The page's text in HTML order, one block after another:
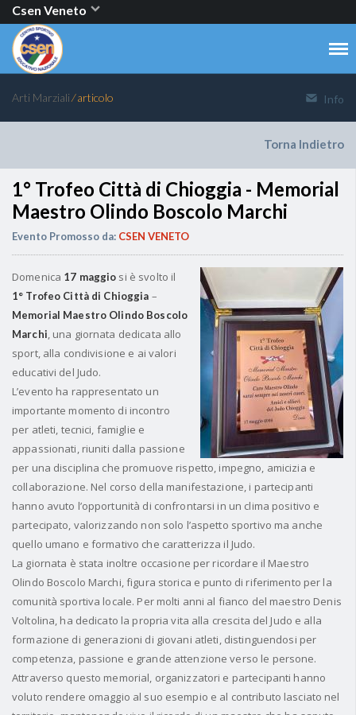
Csen Veneto
Arti Marziali⁄ articolo Info
Torna Indietro
1° Trofeo Città di Chioggia - Memorial
Maestro Olindo Boscolo Marchi
Evento Promosso da: CSEN VENETO
Domenica 17 maggio si è svolto il
1° Trofeo Città di Chioggia –
Memorial Maestro Olindo Boscolo
Marchi, una giornata dedicata allo
sport, alla condivisione e ai valori
educativi del Judo.
L’evento ha rappresentato un
importante momento di incontro
per atleti, tecnici, famiglie e
appassionati, riuniti dalla passione
per una disciplina che promuove rispetto, impegno, amicizia e
collaborazione. Nel corso della manifestazione, i partecipanti
hanno avuto l’opportunità di confrontarsi in un clima positivo e
partecipato, valorizzando non solo l’aspetto sportivo ma anche
quello umano e formativo che caratterizza il Judo.
La giornata è stata inoltre occasione per ricordare il Maestro
Olindo Boscolo Marchi, figura storica e punto di riferimento per la
comunità sportiva locale. Per molti anni al fianco del maestro Denis
Voltolina, ha dedicato la propria vita alla crescita del Judo e alla
formazione di generazioni di giovani atleti, distinguendosi per
competenza, passione e grande attenzione verso le persone.
Attraverso questo memorial, organizzatori e partecipanti hanno
voluto rendere omaggio al suo esempio e al contributo lasciato nel